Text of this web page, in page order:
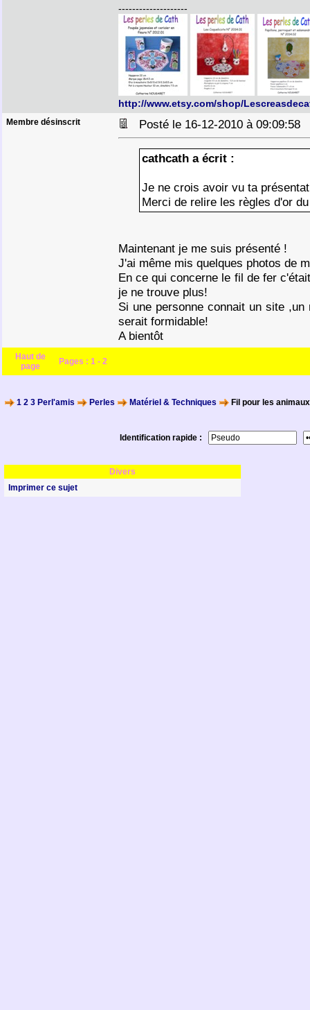
--------------------
http://www.etsy.com/shop/
Membre désinscrit Posté le 16-12-2010 à 09:09:58
cathcath a écrit :
Je ne crois avoir vu ta
Merci de relire les règles d'or
Maintenant je me suis présenté !
J'ai même mis quelques photos de
En ce qui concerne le fil de fer
je ne trouve plus!
Si une personne connait un site
serait formidable!
A bientôt
Haut de
page
Pages : 1 - 2
1 2 3 Perl'amis Perles Matériel & Techniques Fil pour les animaux
Identification rapide :
Divers
Imprimer ce sujet